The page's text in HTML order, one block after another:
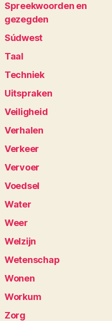
Spreekwoorden en
gezegden
Súdwest
Taal
Techniek
Uitspraken
Veiligheid
Verhalen
Verkeer
Vervoer
Voedsel
Water
Weer
Welzijn
Wetenschap
Wonen
Workum
Zorg